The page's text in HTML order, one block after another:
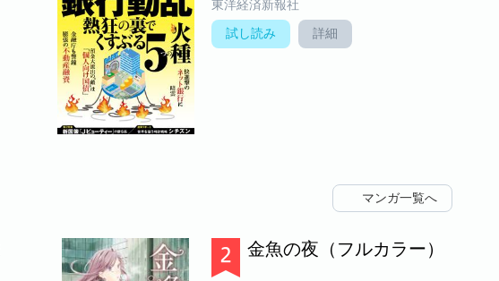
東洋経済新報社
試し読み 詳細
マンガ一覧へ
金魚の夜（フルカラー）